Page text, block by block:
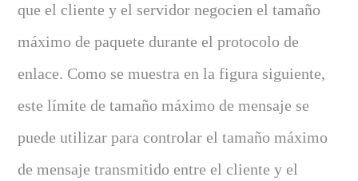
que el cliente y el servidor negocien el tamaño
máximo de paquete durante el protocolo de
enlace. Como se muestra en la figura siguiente,
este límite de tamaño máximo de mensaje se
puede utilizar para controlar el tamaño máximo
de mensaje transmitido entre el cliente y el